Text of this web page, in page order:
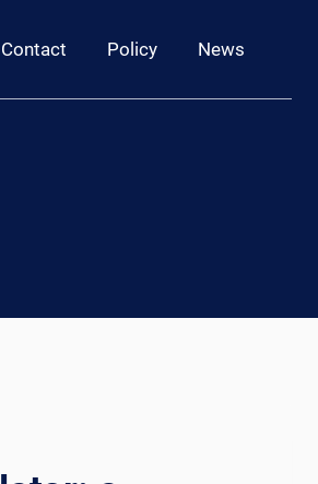
Contact Policy News